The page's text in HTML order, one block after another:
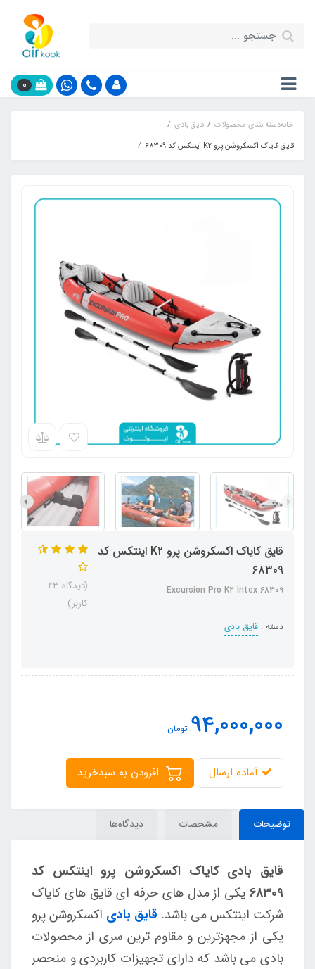
0
خانهدسته بندی محصولات
قایق بادی
قایق کایاک اکسکروشن پرو K2 اینتکس کد 68309
قایق کایاک اکسکروشن پرو K2 اینتکس کد
68309
Excursion Pro K2 Intex 68309
دسته : قایق بادی
(دیدگاه 43
کاربر)
94,000,000 تومان
آماده ارسال
توضیحات مشخصات دیدگاه‌ها
قایق بادی کایاک اکسکروشن پرو اینتکس کد
68309 یکی از مدل های حرفه ای قایق های کایاک
شرکت اینتکس می باشد. قایق بادی اکسکروشن پرو
یکی از مجهزترین و مقاوم ترین سری از محصولات
بادی می باشد که دارای تجهیزات کاربردی و منحصر